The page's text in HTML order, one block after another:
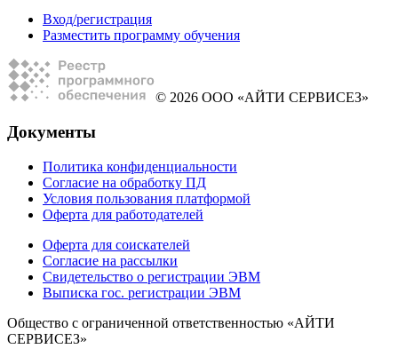
Вход/регистрация
Разместить программу обучения
© 2026 ООО «АЙТИ СЕРВИСЕЗ»
Документы
Политика конфиденциальности
Согласие на обработку ПД
Условия пользования платформой
Оферта для работодателей
Оферта для соискателей
Согласие на рассылки
Свидетельство о регистрации ЭВМ
Выписка гос. регистрации ЭВМ
Общество с ограниченной ответственностью «АЙТИ
СЕРВИСЕЗ»